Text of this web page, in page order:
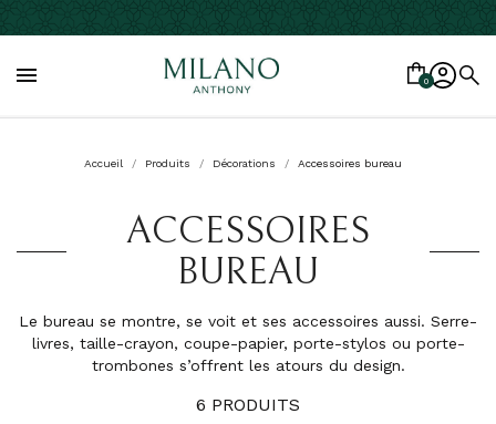
 0
Accueil Produits Décorations Accessoires bureau
ACCESSOIRES
BUREAU
Le bureau se montre, se voit et ses accessoires aussi. Serre-
livres, taille-crayon, coupe-papier, porte-stylos ou porte-
trombones s’offrent les atours du design.
6 PRODUITS